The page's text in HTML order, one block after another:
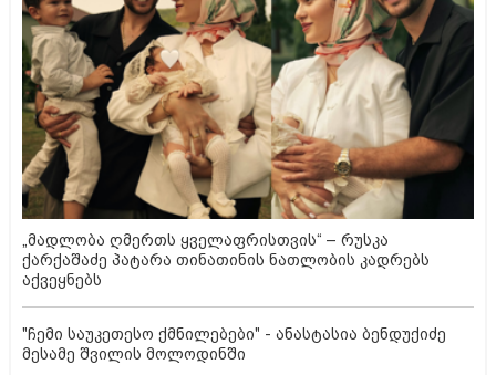
„მადლობა ღმერთს ყველაფრისთვის“ – რუსკა
ქარქაშაძე პატარა თინათინის ნათლობის კადრებს
აქვეყნებს
"ჩემი საუკეთესო ქმნილებები" - ანასტასია ბენდუქიძე
მესამე შვილის მოლოდინში